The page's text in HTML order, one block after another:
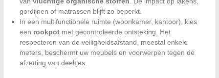
gordijnen of matrassen blijft zo beperkt.
In een multifunctionele ruimte (woonkamer, kantoor), kies
een rookpotmet gecontroleerde ontsteking. Het
respecteren van de veiligheidsafstand, meestal enkele
meters, beschermt uw meubels en voorwerpen tegen de
afzetting van deeltjes.